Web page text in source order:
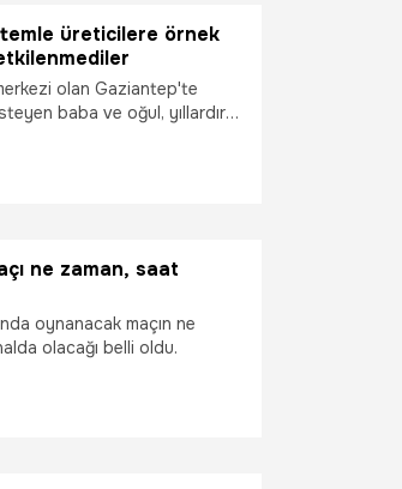
üreticilere örnek
olan Gaziantep'te
baba ve oğul, yıllardır
ne zaman, saat
oynanacak maçın ne
olacağı belli oldu.